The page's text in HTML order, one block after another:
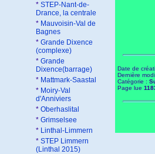
* STEP-Nant-de-
Drance, la centrale
* Mauvoisin-Val de
Bagnes
* Grande Dixence
(complexe)
* Grande
Dixence(barrage)
* Mattmark-Saastal
* Moiry-Val
d'Anniviers
* Oberhaslital
* Grimselsee
* Linthal-Limmern
* STEP Limmern
(Linthal 2015)
Date de
Dernière
Catégorie :
Page lue